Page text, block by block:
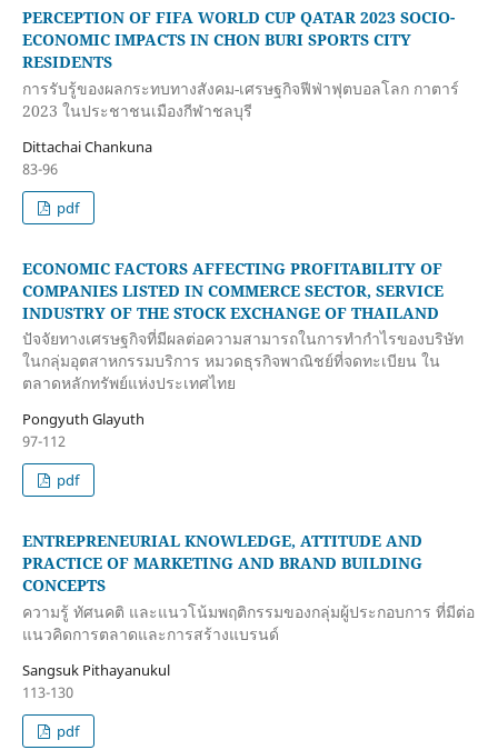
PERCEPTION OF FIFA WORLD CUP QATAR 2023 SOCIO-
ECONOMIC IMPACTS IN CHON BURI SPORTS CITY
RESIDENTS
การรับรู้ของผลกระทบทางสังคม-เศรษฐกิจฟีฟ่าฟุตบอลโลก กาตาร์
2023 ในประชาชนเมืองกีฬาชลบุรี
Dittachai Chankuna
83-96
pdf
ECONOMIC FACTORS AFFECTING PROFITABILITY OF
COMPANIES LISTED IN COMMERCE SECTOR, SERVICE
INDUSTRY OF THE STOCK EXCHANGE OF THAILAND
ปัจจัยทางเศรษฐกิจที่มีผลต่อความสามารถในการทำกำไรของบริษัท
ในกลุ่มอุตสาหกรรมบริการ หมวดธุรกิจพาณิชย์ที่จดทะเบียน ใน
ตลาดหลักทรัพย์แห่งประเทศไทย
Pongyuth Glayuth
97-112
pdf
ENTREPRENEURIAL KNOWLEDGE, ATTITUDE AND
PRACTICE OF MARKETING AND BRAND BUILDING
CONCEPTS
ความรู้ ทัศนคติ และแนวโน้มพฤติกรรมของกลุ่มผู้ประกอบการ ที่มีต่อ
แนวคิดการตลาดและการสร้างแบรนด์
Sangsuk Pithayanukul
113-130
pdf